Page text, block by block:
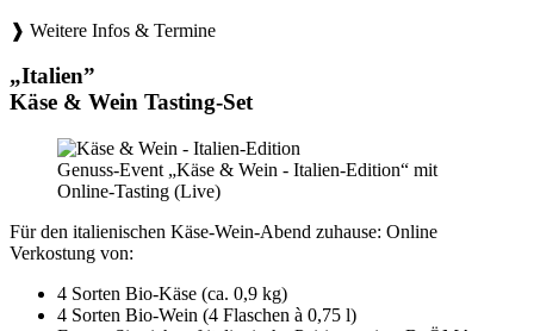
❱ Weitere Infos & Termine
„Italien”
Käse & Wein Tasting-Set
Genuss-Event „Käse & Wein - Italien-Edition“ mit
Online-Tasting (Live)
Für den italienischen Käse-Wein-Abend zuhause: Online
Verkostung von:
4 Sorten Bio-Käse (ca. 0,9 kg)
4 Sorten Bio-Wein (4 Flaschen à 0,75 l)